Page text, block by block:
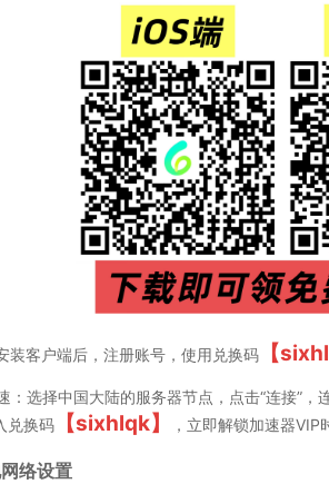
装客户端后，注册账号，使用兑换码 【
：选择中国大陆的服务器节点，点击“连接”
兑换码
【sixhlqk】 ，立即解锁加速器VIP
络设置